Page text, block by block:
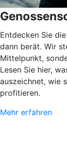
Entdecken Sie
dann berät. Wir
Mittelpunkt,
Lesen Sie hier,
auszeichnet, wie
profitieren.
Mehr erfahren